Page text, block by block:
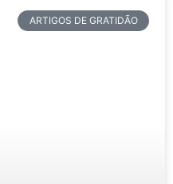
ARTIGOS DE GRATIDÃO